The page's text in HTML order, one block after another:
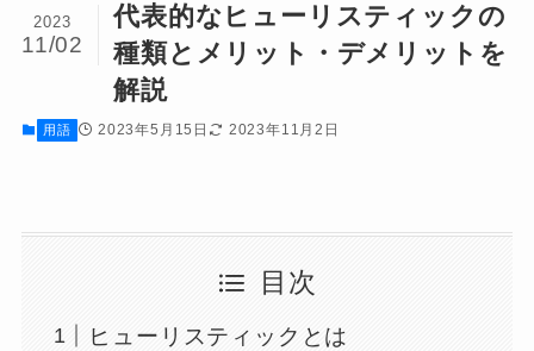
代表的なヒューリスティックの
種類とメリット・デメリットを
解説
2023
11/02
用語 2023年5月15日 2023年11月2日
目次
ヒューリスティックとは